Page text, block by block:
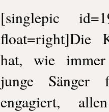
[singlepic
float=right]Die
hat, wie immer
junge Sänger
engagiert,